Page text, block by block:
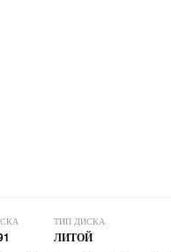
ТИП ДИСКА
ЛИТОЙ